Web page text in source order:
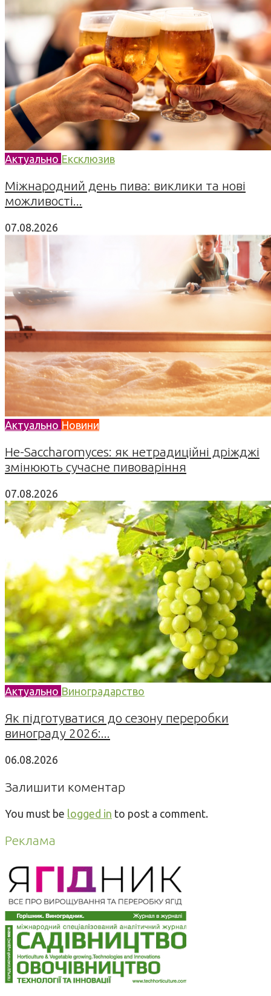
Актуально Ексклюзив
Міжнародний день пива: виклики та нові
можливості...
07.08.2026
Актуально Новини
Не-Saccharomyces: як нетрадиційні дріжджі
змінюють сучасне пивоваріння
07.08.2026
Актуально Виноградарство
Як підготуватися до сезону переробки
винограду 2026:...
06.08.2026
Залишити коментар
You must be logged in to post a comment.
Реклама